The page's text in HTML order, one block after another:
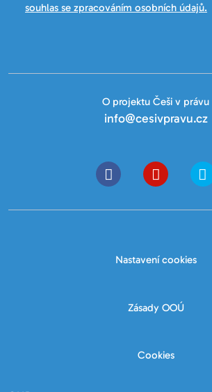
souhlas se zpracováním osobních údajů.
O projektu Češi v právu
info@cesivpravu.cz
Nastavení cookies
Zásady OOÚ
Cookies